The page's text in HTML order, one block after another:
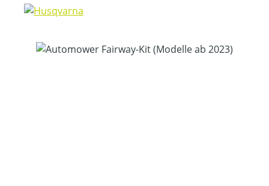
Bildergalerie überspringen